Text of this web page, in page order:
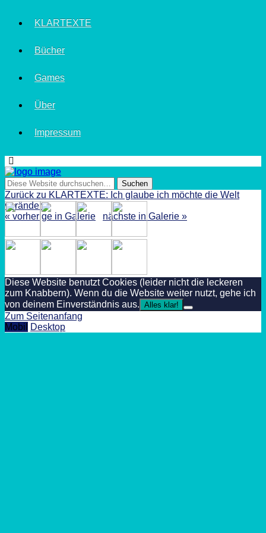
KLARTEXTE
Bücher
Games
Über
Impressum
Zurück zu KLARTEXTE: Ich glaube ich möchte die Welt
verändern
« vorherige in Galerie
nächste in Galerie »
Diese Website benutzt Cookies (leider nicht die leckeren
zum Knabbern). Wenn du die Website weiter nutzt, gehe ich
von deinem Einverständnis aus. Alles klar!
Zum Seitenanfang
Mobil
Desktop